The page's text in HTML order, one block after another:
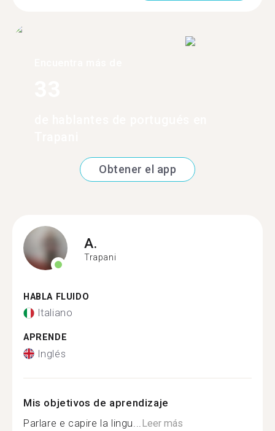
Obtener el app
A.
Trapani
HABLA FLUIDO
Italiano
APRENDE
Inglés
Mis objetivos de aprendizaje
Parlare e capire la lingu... Leer más